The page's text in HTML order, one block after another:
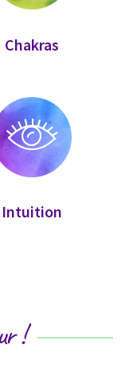
Chakras
Intuition
!